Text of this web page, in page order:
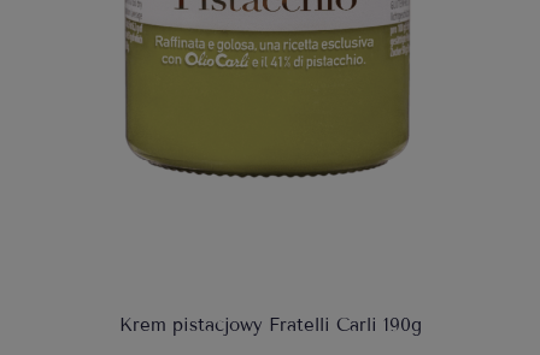
Krem pistacjowy Fratelli Carli 190g